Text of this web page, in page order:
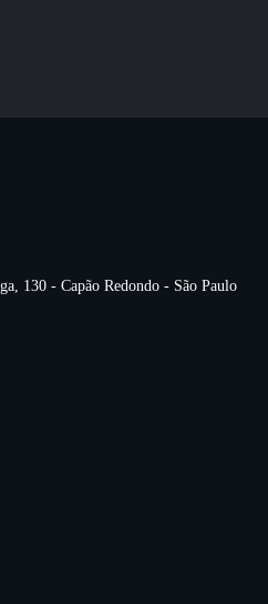
130 - Capão Redondo - São Paulo